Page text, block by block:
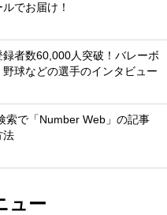
でお届け！
者数60,000人突破！バレーボ
球などの選手のインタビュー
索で「Number Web」の記事
法
ュー